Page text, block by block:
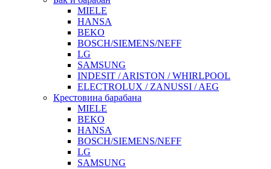
MIELE
HANSA
BEKO
BOSCH/SIEMENS/NEFF
LG
SAMSUNG
INDESIT / ARISTON / WHIRLPOOL
ELECTROLUX / ZANUSSI / AEG
Крестовина барабана
MIELE
BEKO
HANSA
BOSCH/SIEMENS/NEFF
LG
SAMSUNG